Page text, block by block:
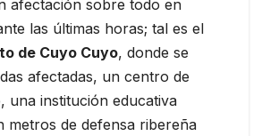
afectación sobre todo en
las últimas horas; tal es el
de Cuyo Cuyo, donde se
afectadas, un centro de
una institución educativa
metros de defensa ribereña